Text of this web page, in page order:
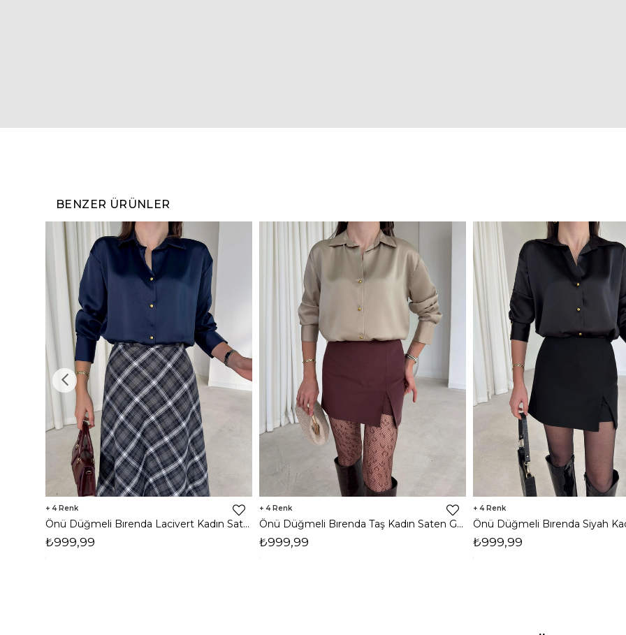
BENZER ÜRÜNLER
4
Önü Düğmeli Bırenda Lacivert Kadın Saten Gömlek 26K382
₺999,99
4
Önü Düğmeli Bırenda Taş Kadın Saten Gömlek 26K382
₺999,99
4
₺999,99